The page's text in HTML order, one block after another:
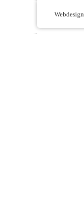
Webdesign